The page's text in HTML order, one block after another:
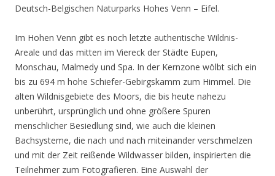
Deutsch-Belgischen Naturparks Hohes Venn – Eifel.
Im Hohen Venn gibt es noch letzte authentische Wildnis-
Areale und das mitten im Viereck der Städte Eupen,
Monschau, Malmedy und Spa. In der Kernzone wölbt sich ein
bis zu 694 m hohe Schiefer-Gebirgskamm zum Himmel. Die
alten Wildnisgebiete des Moors, die bis heute nahezu
unberührt, ursprünglich und ohne größere Spuren
menschlicher Besiedlung sind, wie auch die kleinen
Bachsysteme, die nach und nach miteinander verschmelzen
und mit der Zeit reißende Wildwasser bilden, inspirierten die
Teilnehmer zum Fotografieren. Eine Auswahl der